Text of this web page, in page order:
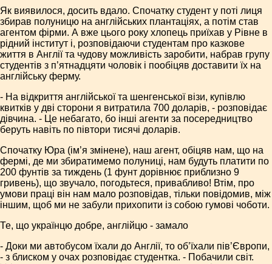
Як виявилося, досить вдало. Спочатку студент у поті лиця
збирав полуницю на англійських плантаціях, а потім став
агентом фірми. А вже цього року хлопець приїхав у Рівне в
рідний інститут і, розповідаючи студентам про казкове
життя в Англії та чудову можливість заробити, набрав групу
студентів з п’ятнадцяти чоловік і пообіцяв доставити їх на
англійську ферму.
- На відкриття англійської та шенгенської візи, купівлю
квитків у дві сторони я витратила 700 доларів, - розповідає
дівчина. - Це небагато, бо інші агенти за посередництво
беруть навіть по півтори тисячі доларів.
Спочатку Юра (ім’я змінене), наш агент, обіцяв нам, що на
фермі, де ми збиратимемо полуниці, нам будуть платити по
200 фунтів за тиждень (1 фунт дорівнює приблизно 9
гривень), що звучало, погодьтеся, привабливо! Втім, про
умови праці він нам мало розповідав, тільки повідомив, між
іншим, щоб ми не забули прихопити із собою гумові чоботи.
Те, що українцю добре, англійцю - замало
- Доки ми автобусом їхали до Англії, то об’їхали пів’Європи,
- з блиском у очах розповідає студентка. - Побачили світ.